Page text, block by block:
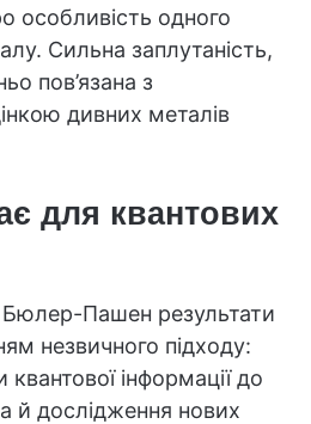
особливість одного
Сильна заплутаність,
пов’язана з
дивних металів
для квантових
Пашен результати
незвичного підходу:
інформації до
й дослідження нових